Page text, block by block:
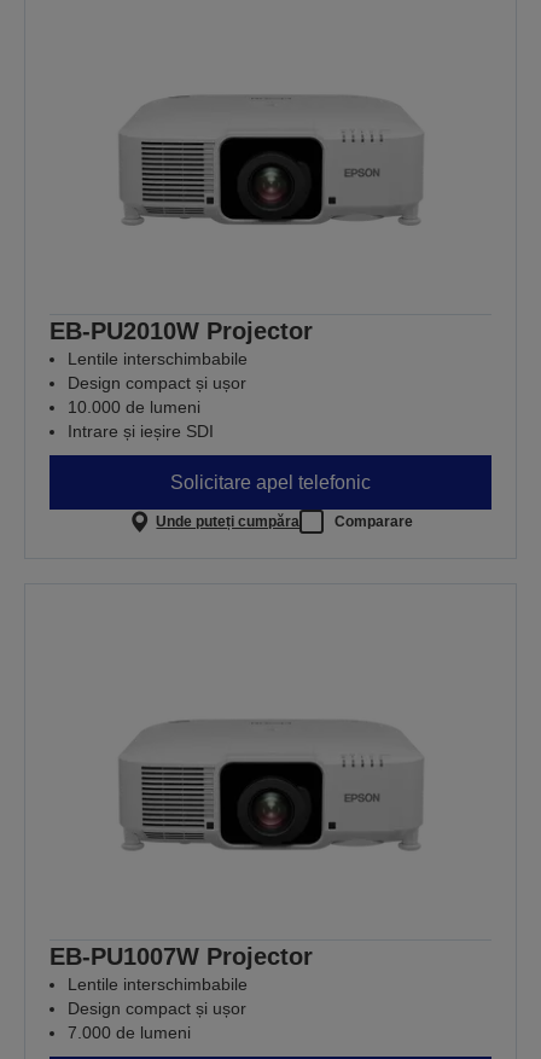
EB-PU2010W Projector
Lentile interschimbabile
Design compact și ușor
10.000 de lumeni
Intrare și ieșire SDI
Solicitare apel telefonic
Unde puteți cumpăra Comparare
EB-PU1007W Projector
Lentile interschimbabile
Design compact și ușor
7.000 de lumeni